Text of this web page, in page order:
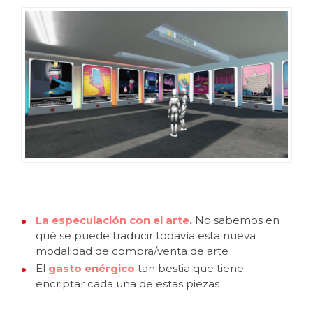
La especulación con el arte. No sabemos en
qué se puede traducir todavía esta nueva
modalidad de compra/venta de arte
El gasto enérgico tan bestia que tiene
encriptar cada una de estas piezas